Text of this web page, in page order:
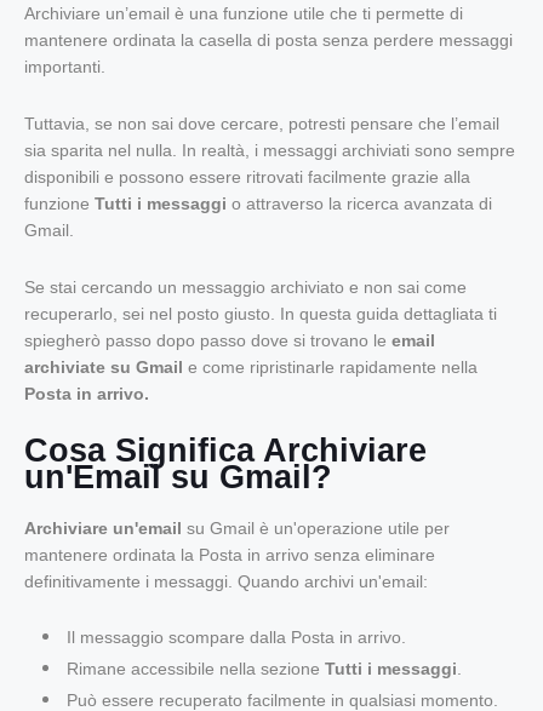
Archiviare un’email è una funzione utile che ti permette di
mantenere ordinata la casella di posta senza perdere messaggi
importanti.
Tuttavia, se non sai dove cercare, potresti pensare che l’email
sia sparita nel nulla. In realtà, i messaggi archiviati sono sempre
disponibili e possono essere ritrovati facilmente grazie alla
funzione Tutti i messaggi o attraverso la ricerca avanzata di
Gmail.
Se stai cercando un messaggio archiviato e non sai come
recuperarlo, sei nel posto giusto. In questa guida dettagliata ti
spiegherò passo dopo passo dove si trovano le email
archiviate su Gmail e come ripristinarle rapidamente nella
Posta in arrivo.
Cosa Significa Archiviare
un'Email su Gmail?
Archiviare un'email su Gmail è un'operazione utile per
mantenere ordinata la Posta in arrivo senza eliminare
definitivamente i messaggi. Quando archivi un'email:
Il messaggio scompare dalla Posta in arrivo.
Rimane accessibile nella sezione Tutti i messaggi
Può essere recuperato facilmente in qualsiasi momento.